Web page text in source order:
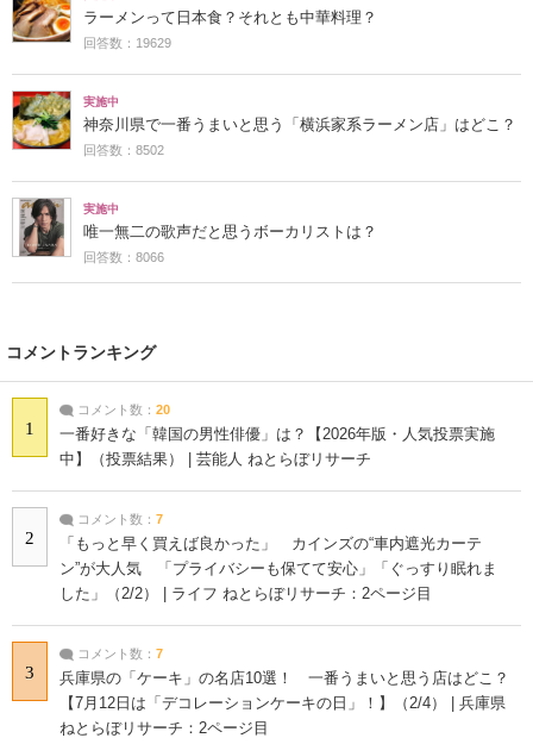
ラーメンって日本食？それとも中華料理？
回答数：19629
実施中
神奈川県で一番うまいと思う「横浜家系ラーメン店」はどこ？
回答数：8502
実施中
唯一無二の歌声だと思うボーカリストは？
回答数：8066
コメントランキング
1
コメント数： 20
一番好きな「韓国の男性俳優」は？【2026年版・人気投票実施
中】（投票結果） | 芸能人 ねとらぼリサーチ
2
コメント数： 7
「もっと早く買えば良かった」 カインズの“車内遮光カーテ
ン”が大人気 「プライバシーも保てて安心」「ぐっすり眠れま
した」（2/2） | ライフ ねとらぼリサーチ：2ページ目
3
コメント数： 7
兵庫県の「ケーキ」の名店10選！ 一番うまいと思う店はどこ？
【7月12日は「デコレーションケーキの日」！】（2/4） | 兵庫県
ねとらぼリサーチ：2ページ目